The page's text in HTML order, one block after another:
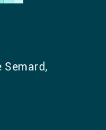
Semard,